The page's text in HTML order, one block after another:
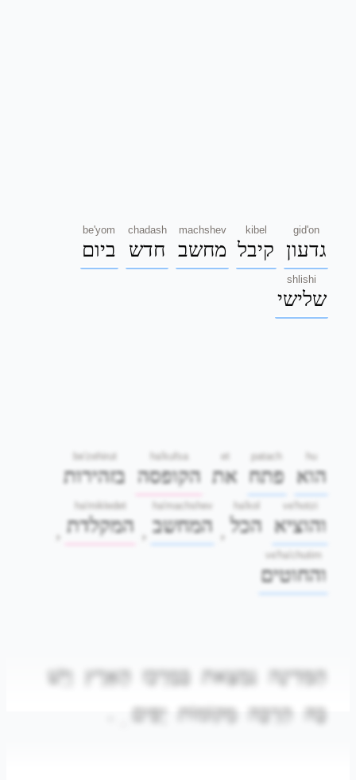
gid'on
גדעון
kibel
קיבל
machshev
מחשב
chadash
חדש
be'yom
ביום
shlishi
שלישי
hu
הוא
patach
פתח
et
את
ha'kufsa
הקופסה
be'zehirut
בזהירות
ve'hotzi
והוציא
ha'kol
הכל ,
ha'machshev
המחשב ,
ha'mikledet
המקלדת ,
ve'ha'chutim
והחוטים
הַמְּדִינָה נִמְצֵאת בְּמֶרְכַּז הָאָרֶץ
וְיֵשׁ
בָּהּ
הַרְבֵּה מְקוֹמוֹת יָפִים